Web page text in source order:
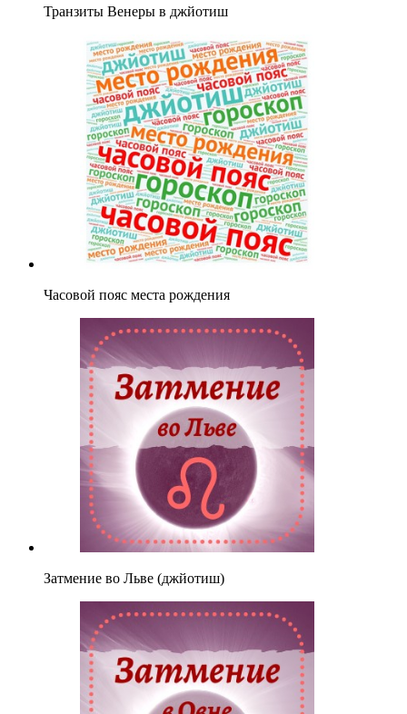
Транзиты Венеры в джйотиш
Часовой пояс места рождения
Затмение во Льве (джйотиш)